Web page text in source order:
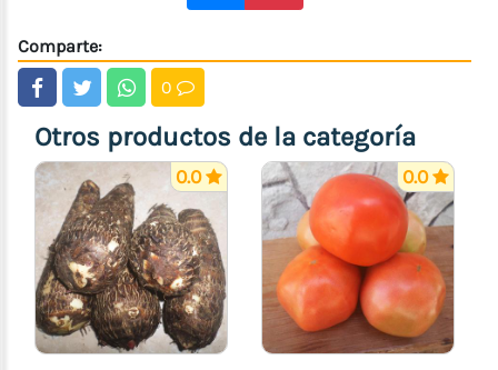
Comparte:
0
Otros productos de la categoría
0.0 0.0